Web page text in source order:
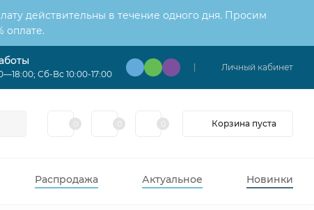
действительны в течение одного дня. Просим
оплате.
Сб-Вс 10:00-17:00
Личный кабинет
Корзина пуста
Распродажа Актуальное Новинки